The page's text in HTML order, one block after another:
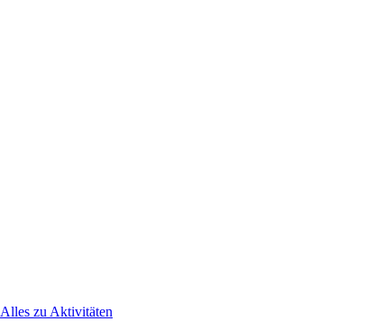
Alles zu Aktivitäten